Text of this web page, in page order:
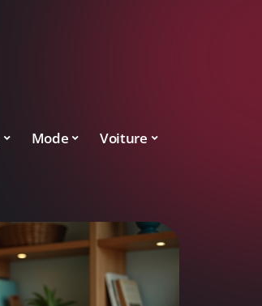
Mode Voiture